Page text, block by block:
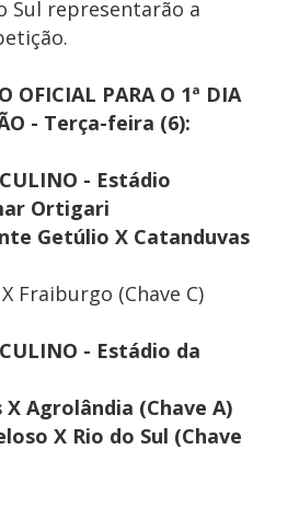
Sul representarão a
OFICIAL PARA O 1ª DIA
- Terça-feira (6):
- Estádio
Ortigari
Getúlio X Catanduvas
Fraiburgo (Chave C)
- Estádio da
Agrolândia (Chave A)
X Rio do Sul (Chave